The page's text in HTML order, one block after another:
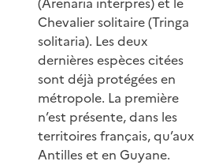
Chevalier solitaire (Tringa
solitaria). Les deux
dernières espèces citées
sont déjà protégées en
métropole. La première
n’est présente, dans les
territoires français, qu’aux
Antilles et en Guyane.